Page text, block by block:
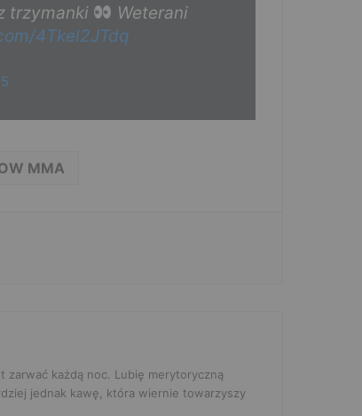
trzymanki
Weterani
4Tkel2JTdq
MMA
każdą noc. Lubię merytoryczną
jednak kawę, która wiernie towarzyszy